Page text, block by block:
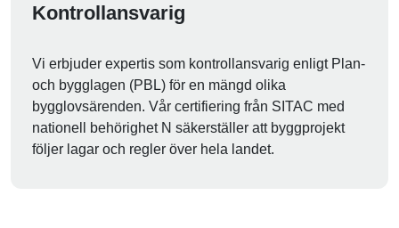
Kontrollansvarig
Vi erbjuder expertis som kontrollansvarig enligt Plan-
och bygglagen (PBL) för en mängd olika
bygglovsärenden. Vår certifiering från SITAC med
nationell behörighet N säkerställer att byggprojekt
följer lagar och regler över hela landet.